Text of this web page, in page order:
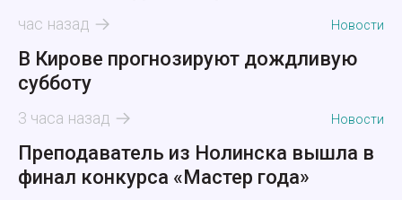
час назад Новости
В Кирове прогнозируют дождливую
субботу
3 часа назад Новости
Преподаватель из Нолинска вышла в
финал конкурса «Мастер года»